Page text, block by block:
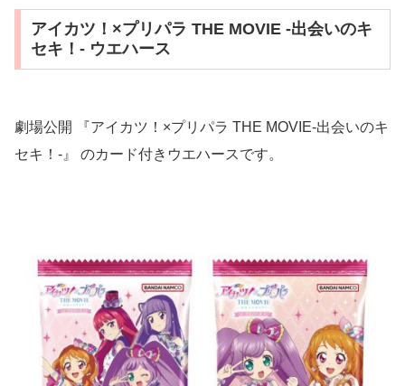
アイカツ！×プリパラ THE MOVIE ‐出会いのキ
セキ！‐ ウエハース
劇場公開 『アイカツ！×プリパラ THE MOVIE‐出会いのキ
セキ！‐』 のカード付きウエハースです。